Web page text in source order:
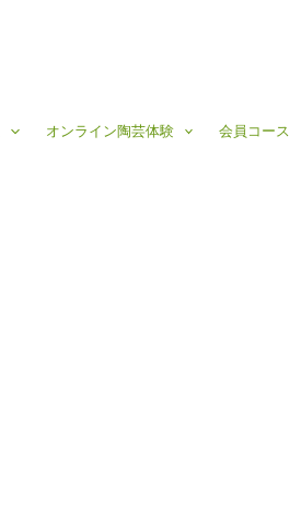
オンライン陶芸体験 会員コース